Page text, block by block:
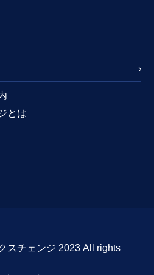
とは
スチェンジ 2023 All rights